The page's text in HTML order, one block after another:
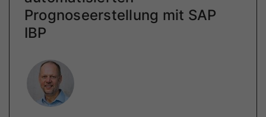
Prognoseerstellung mit SAP
IBP
Author